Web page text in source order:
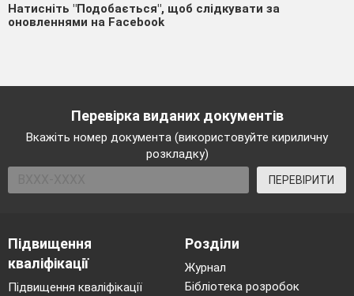
Натисніть "Подобається", щоб слідкувати за
оновленнями на Facebook
Перевірка виданих документів
Вкажіть номер документа (використовуйте кириличну
розкладку)
ПЕРЕВІРИТИ
Підвищення
кваліфікації
Підвищення кваліфікації
Розділи
Журнал
Бібліотека розробок